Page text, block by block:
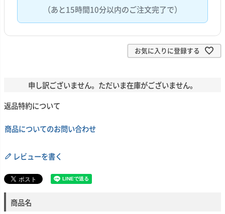
（あと15時間10分以内のご注文完了で）
お気に入りに登録する
申し訳ございません。ただいま在庫がございません。
返品特約について
商品についてのお問い合わせ
レビューを書く
商品名